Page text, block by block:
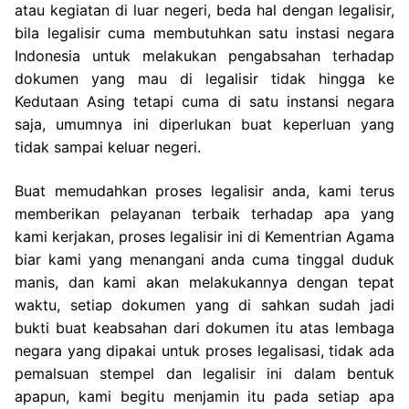
atau kegiatan di luar negeri, beda hal dengan legalisir,
bila legalisir cuma membutuhkan satu instasi negara
Indonesia untuk melakukan pengabsahan terhadap
dokumen yang mau di legalisir tidak hingga ke
Kedutaan Asing tetapi cuma di satu instansi negara
saja, umumnya ini diperlukan buat keperluan yang
tidak sampai keluar negeri.
Buat memudahkan proses legalisir anda, kami terus
memberikan pelayanan terbaik terhadap apa yang
kami kerjakan, proses legalisir ini di Kementrian Agama
biar kami yang menangani anda cuma tinggal duduk
manis, dan kami akan melakukannya dengan tepat
waktu, setiap dokumen yang di sahkan sudah jadi
bukti buat keabsahan dari dokumen itu atas lembaga
negara yang dipakai untuk proses legalisasi, tidak ada
pemalsuan stempel dan legalisir ini dalam bentuk
apapun, kami begitu menjamin itu pada setiap apa